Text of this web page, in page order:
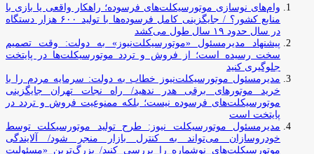
وام‌های نوسازی موتورسیکلت‌های فرسوده؛ راهکار واقعی یا بازی با
منابع کشور؟ / جایگزینی کامل فرسوده‌ها با تولید ۶۰۰ هزار دستگاه
در سال حدود ۱۹ سال طول می‌کشد
پیشنهاد مدیرمسئول «موتورسیکلت‌نیوز» به دولت: وقت تصمیم
سخت رسیده است؛ از فروش و تردد موتورسیکلت‌ها در پایتخت
جلوگیری کنید
مدیرمسئول موتورسیکلت‌نیوز خطاب به دولت: سرمایه مردم را با
خرید موتورهای برقی هدر ندهید/ راه نجات تهران جایگزینی
موتورسیکلت‌های فرسوده نیست؛ بلکه ممنوعیت فروش و تردد در
پایتخت است
مدیرمسئول موتورسیکلت نیوز: طرح تولید موتورسیکلت توسط
خودروسازان می‌تواند به کنترل بازار منجر شود/ آلایندگی
موتورسیکلت‌های نوشماره را بررسی کنید/ بزرگ‌ترین «مسئولیت